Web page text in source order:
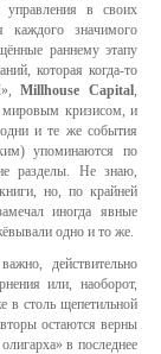
в своих
каждого значимого
раннему этапу
которая когда-то
Millhouse Capital,
мировым кризисом, и
и те же события
упоминаются по
разделы. Не знаю,
но, по крайней
иногда явные
одно и то же.
действительно
или, наоборот,
в столь щепетильной
остаются верны
в последнее